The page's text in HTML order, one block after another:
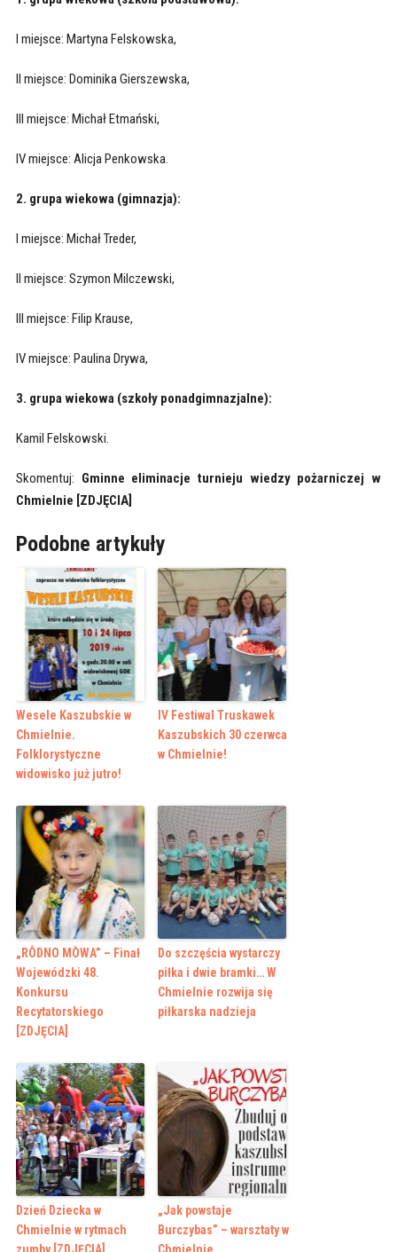
I miejsce: Martyna Felskowska,
II miejsce: Dominika Gierszewska,
III miejsce: Michał Etmański,
IV miejsce: Alicja Penkowska.
2. grupa wiekowa (gimnazja):
I miejsce: Michał Treder,
II miejsce: Szymon Milczewski,
III miejsce: Filip Krause,
IV miejsce: Paulina Drywa,
3. grupa wiekowa (szkoły ponadgimnazjalne):
Kamil Felskowski.
Skomentuj: Gminne eliminacje turnieju wiedzy pożarniczej w
Chmielnie [ZDJĘCIA]
Podobne artykuły
Wesele Kaszubskie w
Chmielnie.
Folklorystyczne
widowisko już jutro!
IV Festiwal Truskawek
Kaszubskich 30 czerwca
w Chmielnie!
„RÔDNO MÒWA” – Finał
Wojewódzki 48.
Konkursu
Recytatorskiego
[ZDJĘCIA]
Do szczęścia wystarczy
piłka i dwie bramki… W
Chmielnie rozwija się
piłkarska nadzieja
Dzień Dziecka w
Chmielnie w rytmach
„Jak powstaje
Burczybas” – warsztaty w